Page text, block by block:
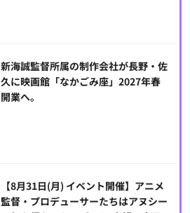
新海誠監督所属の制作会社が長野・佐
久に映画館「なかごみ座」2027年春
開業へ。
【8月31日(月) イベント開催】アニメ
監督・プロデューサーたちはアヌシー